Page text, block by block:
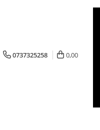
0737325258 0,00